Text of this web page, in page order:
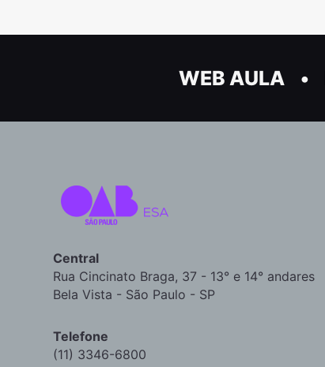
WEB AULA
Central
Rua Cincinato Braga, 37 - 13° e 14° andares
Bela Vista - São Paulo - SP
Telefone
(11) 3346-6800